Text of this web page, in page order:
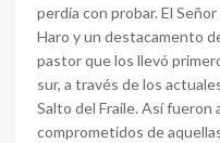
perdía con probar. El
Haro y un destacamento
pastor que los llevó
sur, a través de los
Salto del Fraile. Así fueron
comprometidos de